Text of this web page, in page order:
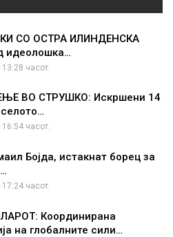
СО ОСТРА ИЛИНДЕНСКА
идеолошка…
часот.
ВО СТРУШКО: Искршени 14
часот.
Бојда, истакнат борец за
часот.
Координирана
на глобалните сили…